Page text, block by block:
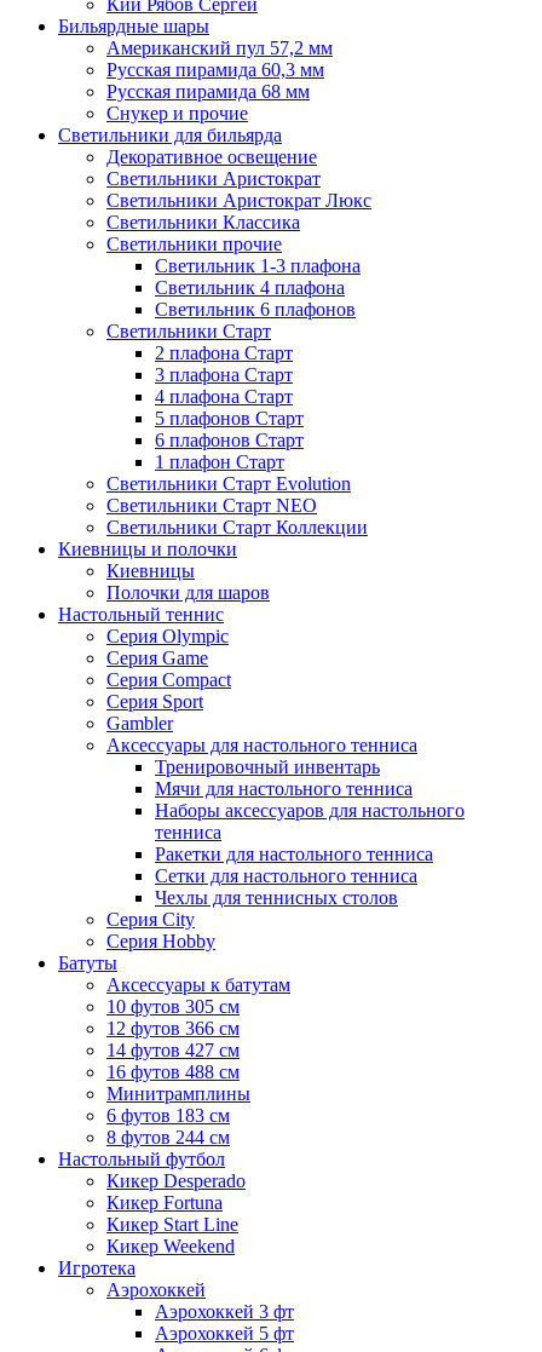
Кии Рябов Сергей
Бильярдные шары
Американский пул 57,2 мм
Русская пирамида 60,3 мм
Русская пирамида 68 мм
Снукер и прочие
Светильники для бильярда
Декоративное освещение
Светильники Аристократ
Светильники Аристократ Люкс
Светильники Классика
Светильники прочие
Светильник 1-3 плафона
Светильник 4 плафона
Светильник 6 плафонов
Светильники Старт
2 плафона Старт
3 плафона Старт
4 плафона Старт
5 плафонов Старт
6 плафонов Старт
1 плафон Старт
Светильники Старт Evolution
Светильники Старт NEO
Светильники Старт Коллекции
Киевницы и полочки
Киевницы
Полочки для шаров
Настольный теннис
Серия Olympic
Серия Game
Серия Compact
Серия Sport
Gambler
Аксессуары для настольного тенниса
Тренировочный инвентарь
Мячи для настольного тенниса
Наборы аксессуаров для настольного
тенниса
Ракетки для настольного тенниса
Сетки для настольного тенниса
Чехлы для теннисных столов
Серия City
Серия Hobby
Батуты
Аксессуары к батутам
10 футов 305 см
12 футов 366 см
14 футов 427 см
16 футов 488 см
Минитрамплины
6 футов 183 см
8 футов 244 см
Настольный футбол
Кикер Desperado
Кикер Fortuna
Кикер Start Line
Кикер Weekend
Игротека
Аэрохоккей
Аэрохоккей 3 фт
Аэрохоккей 5 фт